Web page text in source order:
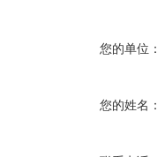
您的单位：
您的姓名：